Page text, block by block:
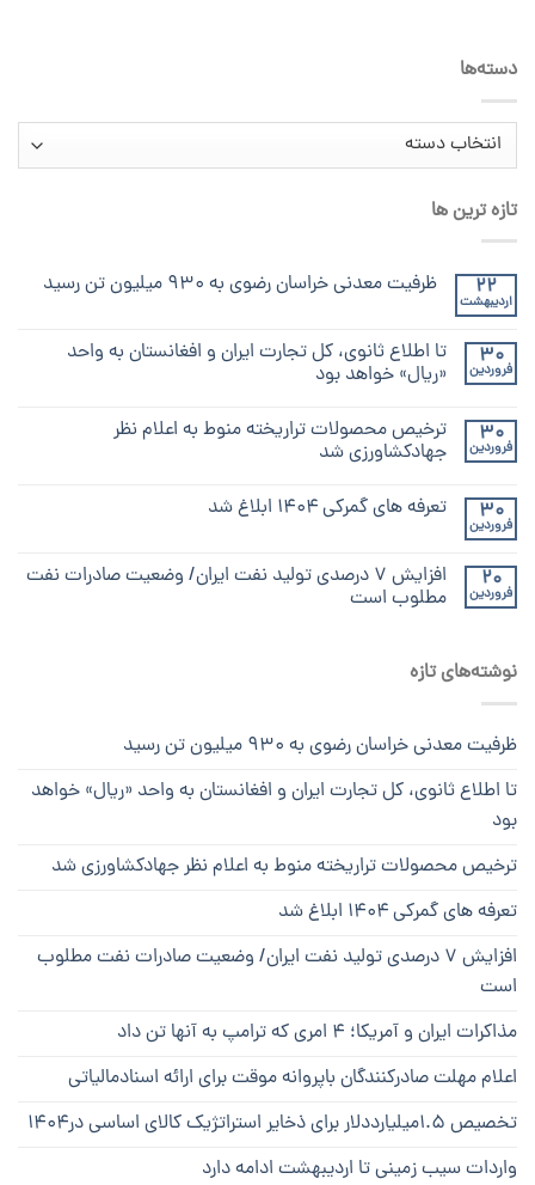
دسته‌ها
دسته‌ها
تازه ترین ها
22
اردیبهشت
ظرفیت معدنی خراسان رضوی به ۹۳۰ میلیون تن رسید
30
فروردین
تا اطلاع ثانوی، کل تجارت ایران و افغانستان به واحد
«ریال» خواهد بود
30
فروردین
ترخیص محصولات تراریخته منوط به اعلام نظر
جهادکشاورزی شد
30
فروردین
تعرفه های گمرکی ۱۴۰۴ ابلاغ شد
20
فروردین
افزایش ۷ درصدی تولید نفت ایران/ وضعیت صادرات نفت
مطلوب است
نوشته‌های تازه
ظرفیت معدنی خراسان رضوی به ۹۳۰ میلیون تن رسید
تا اطلاع ثانوی، کل تجارت ایران و افغانستان به واحد «ریال» خواهد
بود
ترخیص محصولات تراریخته منوط به اعلام نظر جهادکشاورزی شد
تعرفه های گمرکی ۱۴۰۴ ابلاغ شد
افزایش ۷ درصدی تولید نفت ایران/ وضعیت صادرات نفت مطلوب
است
مذاکرات ایران و آمریکا؛ ۴ امری که ترامپ به آنها تن داد
اعلام مهلت صادرکنندگان باپروانه موقت برای ارائه اسنادمالیاتی
تخصیص ۱.۵میلیارددلار برای ذخایر استراتژیک کالای اساسی در۱۴۰۴
واردات سیب زمینی تا اردیبهشت ادامه دارد